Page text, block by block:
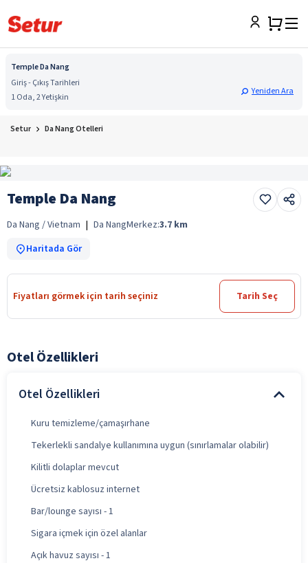
Temple Da Nang
Giriş - Çıkış Tarihleri
1 Oda, 2 Yetişkin
Yeniden Ara
Setur Da Nang Otelleri
Temple Da Nang
Da Nang / Vietnam | Da NangMerkez:3.7 km
Haritada Gör
Fiyatları görmek için tarih seçiniz Tarih Seç
Otel Özellikleri
Otel Özellikleri
Kuru temizleme/çamaşırhane
Tekerlekli sandalye kullanımına uygun (sınırlamalar olabilir)
Kilitli dolaplar mevcut
Ücretsiz kablosuz internet
Bar/lounge sayısı - 1
Sigara içmek için özel alanlar
Açık havuz sayısı - 1